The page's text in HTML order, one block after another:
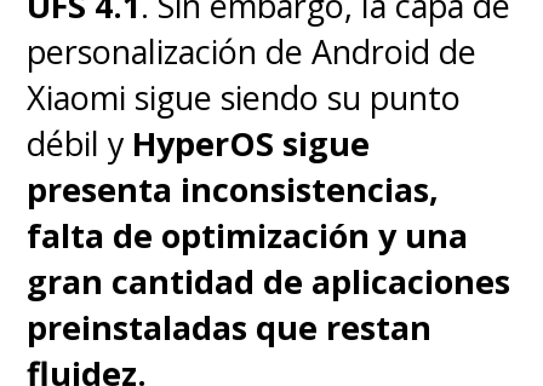
varios se enojarán por esto).
personalización de Android de
Xiaomi sigue siendo su punto
débil y HyperOS sigue
presenta inconsistencias,
falta de optimización y una
gran cantidad de aplicaciones
preinstaladas que restan
fluidez.